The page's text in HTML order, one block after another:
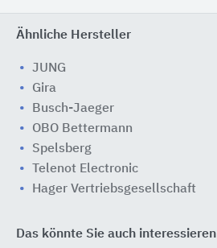
Ähnliche Hersteller
JUNG
Gira
Busch-Jaeger
OBO Bettermann
Spelsberg
Telenot Electronic
Hager Vertriebsgesellschaft
Das könnte Sie auch interessieren